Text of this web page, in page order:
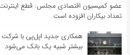
عضو کمیسیون اقتصادی مجلس: قطع
تعداد بیکاران افزوده است
همکاری جدید اپل‌پی با
بیشتر شبیه یک بانک می‌شود